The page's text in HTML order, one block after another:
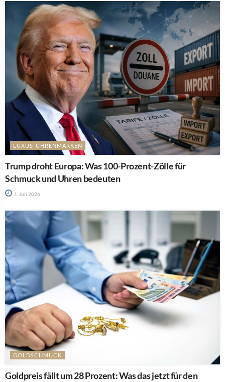
LUXUS-UHRENMARKEN
Trump droht Europa: Was 100-Prozent-Zölle für
Schmuck und Uhren bedeuten
1. Juli 2026
GOLDSCHMUCK
Goldpreis fällt um 28 Prozent: Was das jetzt für den